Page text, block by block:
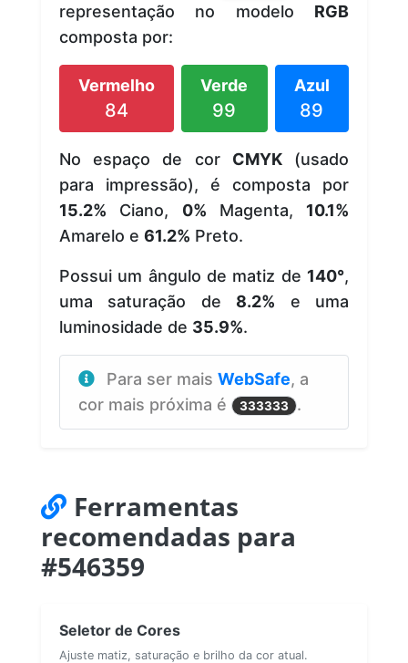
representação no modelo RGB
composta por:
Vermelho
84
Verde
99
Azul
89
No espaço de cor CMYK(usado
para impressão), é composta por
15.2% Ciano, 0% Magenta, 10.1%
Amarelo e 61.2% Preto.
Possui um ângulo de matiz de 140°,
uma saturação de 8.2% e uma
luminosidade de 35.9%.
Para ser mais WebSafe, a
cor mais próxima é
333333 .
Ferramentas
recomendadas para
#546359
Seletor de Cores
Ajuste matiz, saturação e brilho da cor atual.